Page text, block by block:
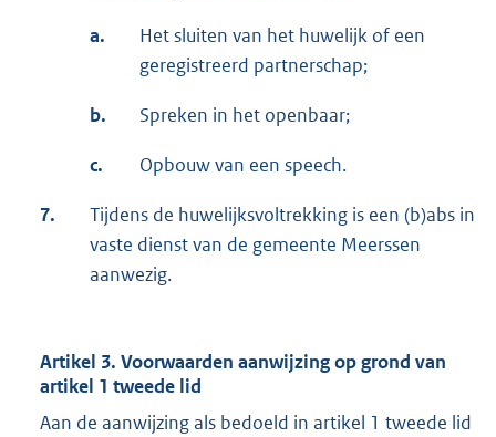
a.
Het sluiten van het huwelijk of een
geregistreerd partnerschap;
b. Spreken in het openbaar;
c. Opbouw van een speech.
7.
Tijdens de huwelijksvoltrekking is een (b)abs in
vaste dienst van de gemeente Meerssen
aanwezig.
Artikel 3. Voorwaarden aanwijzing op grond van
artikel 1 tweede lid
Aan de aanwijzing als bedoeld in artikel 1 tweede lid